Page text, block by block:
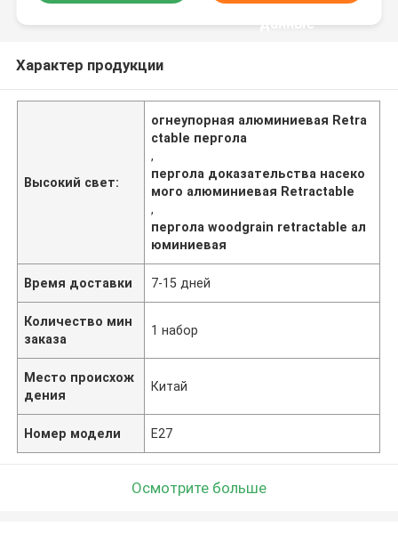
данные
Характер продукции
Высокий свет:
огнеупорная алюминиевая Retra
ctable пергола
,
пергола доказательства насеко
мого алюминиевая Retractable
,
пергола woodgrain retractable ал
юминиевая
Время доставки 7-15 дней
Количество мин
заказа
1 набор
Место происхож
дения
Китай
Номер модели E27
Осмотрите больше